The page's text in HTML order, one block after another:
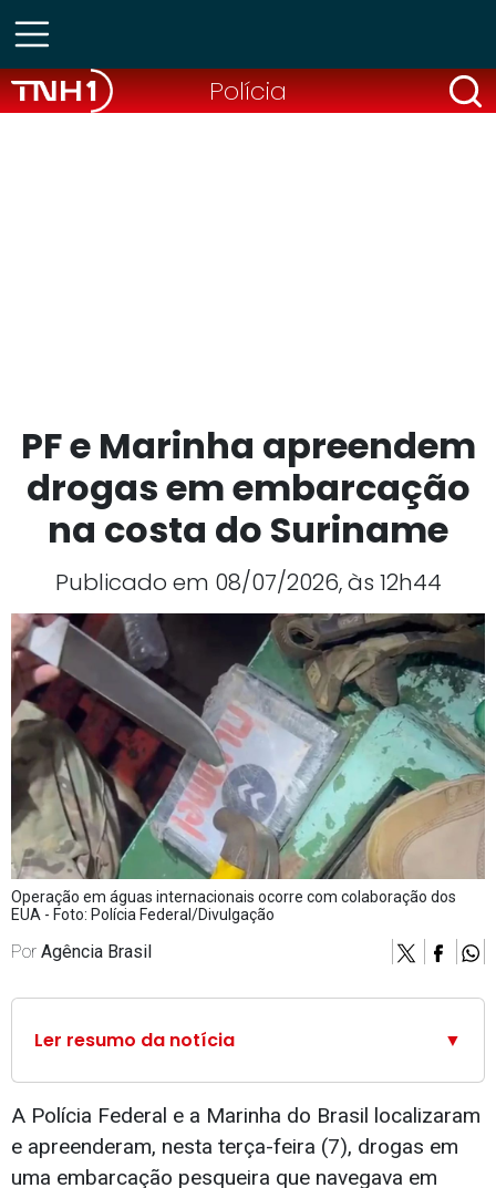
Polícia
PF e Marinha apreendem
drogas em embarcação
na costa do Suriname
Publicado em 08/07/2026, às 12h44
Operação em águas internacionais ocorre com colaboração dos
EUA - Foto: Polícia Federal/Divulgação
Por Agência Brasil
Ler resumo da notícia ▼
A Polícia Federal e a Marinha do Brasil localizaram
e apreenderam, nesta terça-feira (7), drogas em
uma embarcação pesqueira que navegava em